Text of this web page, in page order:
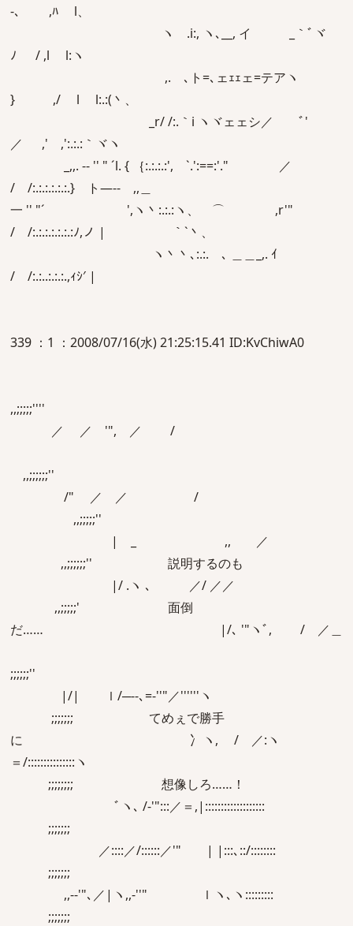
-､ ,ﾊ l、
ヽ .i:, ヽ､__, イ _｀ﾞヾ
ﾉ / ,l l:ヽ
,.ゝ､ト=､ェｪｪェ=テアヽ
} ,/ l l:.:(丶、
_r/ /:.｀i ヽヾェェシ／ ﾞ'
／ ,' ,':.:.:｀ヾヽ
_,,. -‐ '' " ´l. { ｛:.:.:.:', `.':==:'." ／
/ /:.:.:.:.:.:.} ト―-- ,,＿
一 '' "´ ',ヽ丶:.:.:ヽ、 ⌒ ,r'"
/ /:.:.:.:.:.:.:ﾉ,ノ | ｀`丶、
ヽ丶丶､:.:.ゝ､ ＿＿_,. ｲ
/ /:.:..:.:.:.,ｨｼ′ |
339 ：1 ：2008/07/16(水) 21:25:15.41 ID:KvChiwA0
,,;;;;;''''
／ ／ '", ／ /
,,;;;;;;''
/" ／ ／ /
,,;;;;;''
| _ ,, ／
,,;;;;;;'' 説明するのも
|/ .ヽ ､ ／/ ／／
,,;;;;;' 面倒
だ…… |/､ '"ヽﾞ, / ／＿
;;;;;;''
|/| ｌ/─‐‐､=‐''"／''''''ヽ
;;;;;;; てめぇで勝手
に 冫ヽ, / ／:ヽ
＝/:::::::::::::::ヽ
;;;;;;;; 想像しろ……！
ﾞヽ､ /‐'":::／＝,|:::::::::::::::::::
;;;;;;;
／::::／/::::::／'" | |:::､::/::::::::
;;;;;;;
,,-‐'"､／|ヽ,,-''" ｌヽ､ヽ:::::::::
;;;;;;;